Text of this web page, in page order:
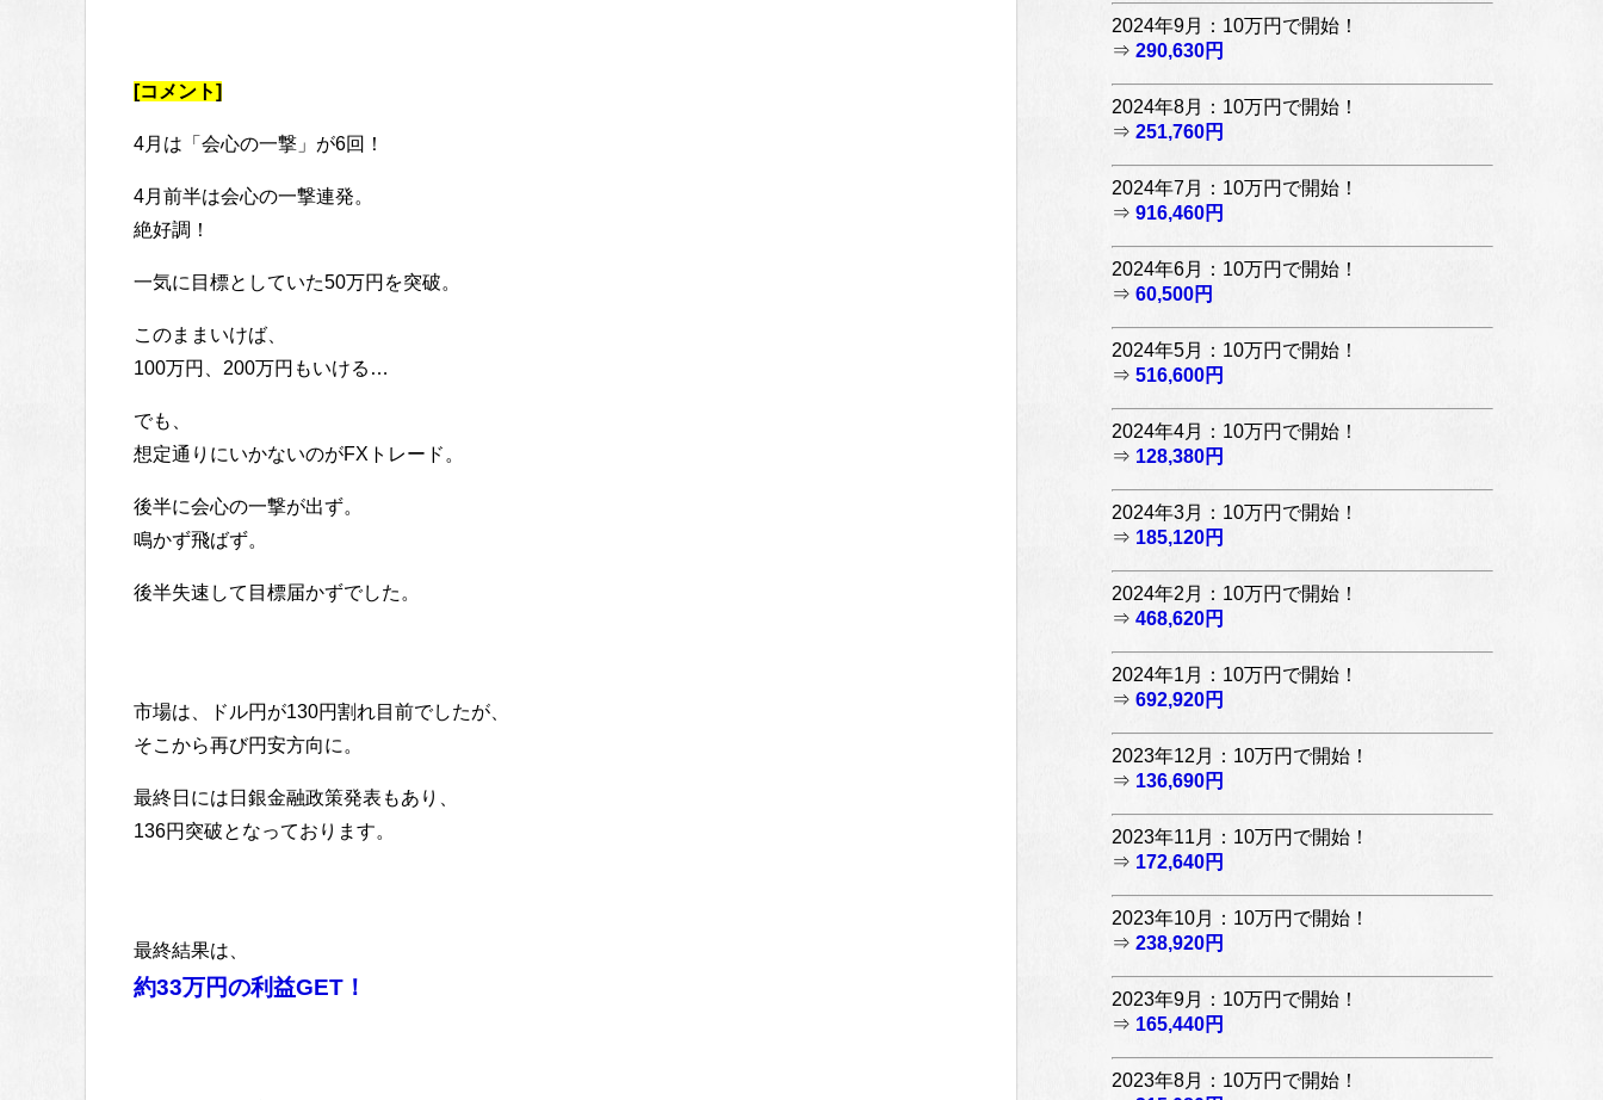
[コメント]
4月は「会心の一撃」が6回！
4月前半は会心の一撃連発。
絶好調！
一気に目標としていた50万円を突破。
このままいけば、
100万円、200万円もいける…
でも、
想定通りにいかないのがFXトレード。
後半に会心の一撃が出ず。
鳴かず飛ばず。
後半失速して目標届かずでした。
市場は、ドル円が130円割れ目前でしたが、
そこから再び円安方向に。
最終日には日銀金融政策発表もあり、
136円突破となっております。
最終結果は、
約33万円の利益GET！
2024年9月：10万円で開始！
⇒ 290,630円
2024年8月：10万円で開始！
⇒ 251,760円
2024年7月：10万円で開始！
⇒ 916,460円
2024年6月：10万円で開始！
⇒ 60,500円
2024年5月：10万円で開始！
⇒ 516,600円
2024年4月：10万円で開始！
⇒ 128,380円
2024年3月：10万円で開始！
⇒ 185,120円
2024年2月：10万円で開始！
⇒ 468,620円
2024年1月：10万円で開始！
⇒ 692,920円
2023年12月：10万円で開始！
⇒ 136,690円
2023年11月：10万円で開始！
⇒ 172,640円
2023年10月：10万円で開始！
⇒ 238,920円
2023年9月：10万円で開始！
⇒ 165,440円
2023年8月：10万円で開始！